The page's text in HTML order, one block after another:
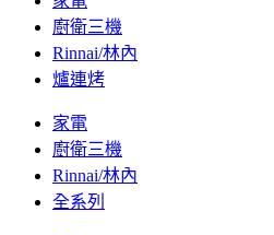
廚衛三機
Rinnai/林內
爐連烤
家電
廚衛三機
Rinnai/林內
全系列